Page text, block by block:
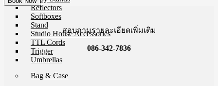
Reflectors
Softboxes
Stand
Studio House Accessories
TTL Cords
Trigger
Umbrellas
Bag & Case
สอบถามรายละเอียดเพิ่มเติม
086-342-7836